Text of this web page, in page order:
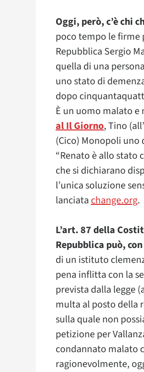
Oggi, però, c’è chi
poco tempo le firme
Repubblica Sergio
quella di una
uno stato di
dopo
È un uomo malato e
al Il Giorno, Tino
(Cico) Monopoli uno
“Renato è allo stato
che si dichiarano
l’unica soluzione
lanciatachange.org.
L’art. 87 della
Repubblica può,
di un istituto
pena inflitta con la
prevista dalla legge
multa al posto della
sulla quale non
petizione per
condannato malato
ragionevolmente,